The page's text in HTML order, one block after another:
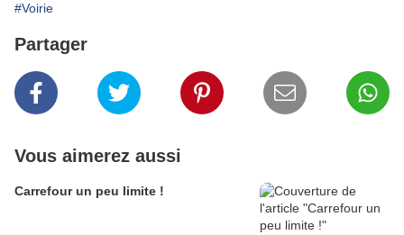
#Voirie
Partager
Vous aimerez aussi
Carrefour un peu limite !